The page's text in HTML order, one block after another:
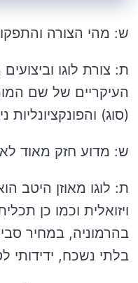
ש: מהי הצורה
ת: צורת לוגו
העיקריים של שם
(סוג)
ש: מדוע חזק מאוד
ת: לוגו מאוזן היטב
ויזואלית וכמו כן
בהרמוניה, במחיר
בלתי נשכח, ידידותי